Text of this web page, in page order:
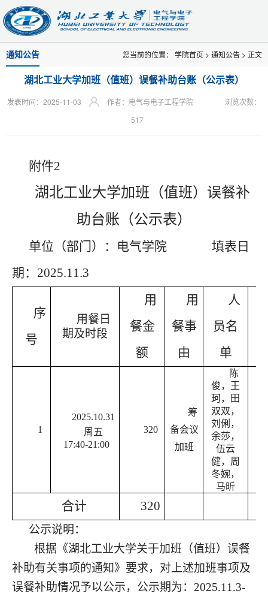
通知公告 您当前的位置： 学院首页 > 通知公告 > 正文
湖北工业大学加班（值班）误餐补助台账（公示表）
发表时间：2025-11-03 作者：电气与电子工程学院
浏览次数：
517
附件2
湖北工业大学加班（值班）误餐补
助台账（公示表）
单位（部门）： 电气学院
填表日
期： 2025.11.3
序
号
用餐日
期及时段
用
餐金
额
用
餐事
由
人
员名
单
1
2025.10.31
周 五
17:40-21 :00
320
筹
备会议
加班
陈
俊，王
珂，田
双双，
刘俐，
余莎，
伍云
健，周
冬婉，
马昕
合计 320
公示说明：
根据《湖北工业大学关于加班（值班）误餐
补助有关事项的通知》要求，对上述加班事项及
误餐补助情况予以公示，公示期为： 2025.11.3-